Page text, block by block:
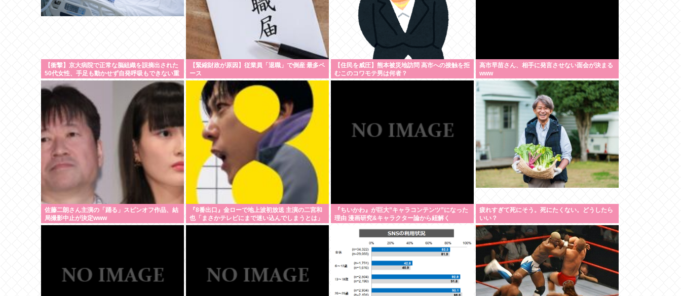
【衝撃】京大病院で正常な脳組織を誤摘出された
50代女性、手足も動かせず自発呼吸もできない重
篤状態に…「意識はある」
【緊縮財政が原因】従業員「退職」で倒産 最多ペ
ース
【住民を威圧】熊本被災地訪問 高市への接触を拒
むこのコワモテ男は何者？
高市早苗さん、相手に発言させない面会が決まる
www
佐藤二朗さん主演の「踊る」スピンオフ作品、結
局撮影中止が決定www
『8番出口』金ローで地上波初放送 主演の二宮和
也「まさかテレビにまで迷い込んでしまうとは」
『ちいかわ』が巨大”キャラコンテンツ”になった
理由 漫画研究&キャラクター論から紐解く
疲れすぎて死にそう。死にたくない。どうしたら
いい？